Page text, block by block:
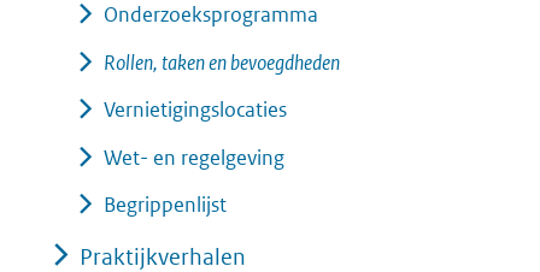
Onderzoeksprogramma
Rollen, taken en bevoegdheden
Vernietigingslocaties
Wet- en regelgeving
Begrippenlijst
Praktijkverhalen